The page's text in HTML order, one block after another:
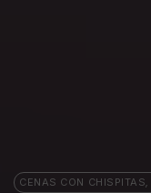
CENAS CON CHISPITAS,